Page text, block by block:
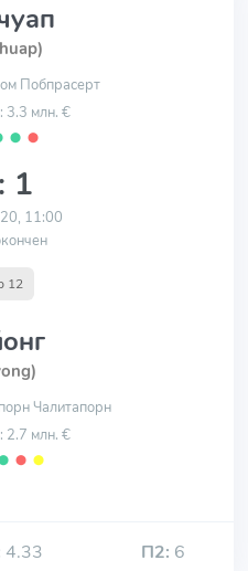
Побпрасерт
3.3 млн. €
⬤ ⬤
1
11:00
12
Чалитапорн
2.7 млн. €
⬤ ⬤
4.33 П2: 6